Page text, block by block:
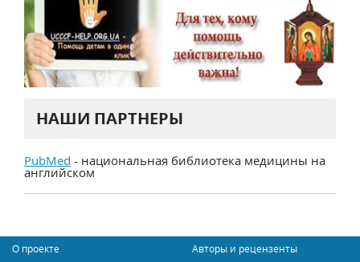
НАШИ ПАРТНЕРЫ
PubMed - национальная библиотека медицины на
английском
О проекте
Авторы и рецензенты